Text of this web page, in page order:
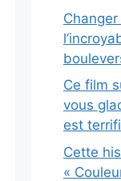
Changer
Ce film
vous
est
Cette
«